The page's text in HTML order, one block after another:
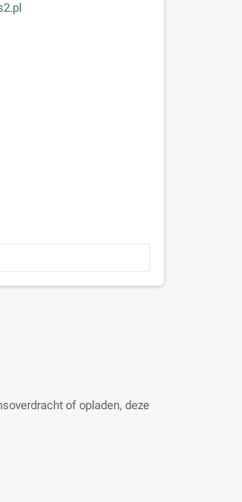
of opladen, deze